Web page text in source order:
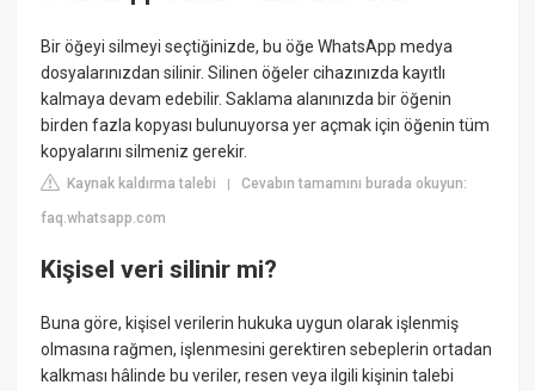
Bir öğeyi silmeyi seçtiğinizde, bu öğe WhatsApp medya
dosyalarınızdan silinir. Silinen öğeler cihazınızda kayıtlı
kalmaya devam edebilir. Saklama alanınızda bir öğenin
birden fazla kopyası bulunuyorsa yer açmak için öğenin tüm
kopyalarını silmeniz gerekir.
Kaynak kaldırma talebi |Cevabın tamamını burada okuyun:
faq.whatsapp.com
Kişisel veri silinir mi?
Buna göre, kişisel verilerin hukuka uygun olarak işlenmiş
olmasına rağmen, işlenmesini gerektiren sebeplerin ortadan
kalkması hâlinde bu veriler, resen veya ilgili kişinin talebi